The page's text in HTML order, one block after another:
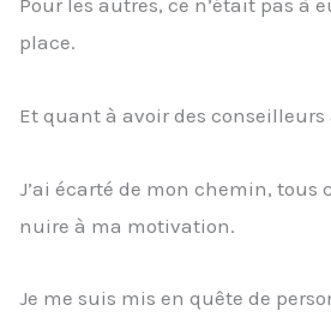
Pour les autres, ce n’était pas à
place.
Et quant à avoir des
J’ai écarté de mon chemin,
nuire à ma motivation.
Je me suis mis en quête de